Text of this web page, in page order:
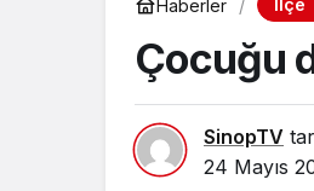
Haberler İlçe
Çocuğu
SinopTV
24 Mayıs